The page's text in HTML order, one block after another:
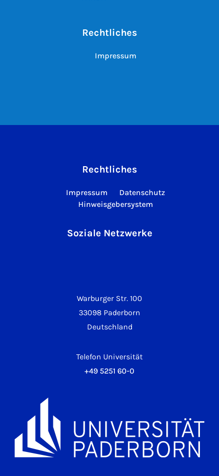
Rechtliches
Impressum
Warburger Str. 100
33098 Paderborn
Deutschland
Telefon Universität
+49 5251 60-0
Rechtliches
Impressum
Datenschutz
Hinweisgebersystem
Soziale Netzwerke